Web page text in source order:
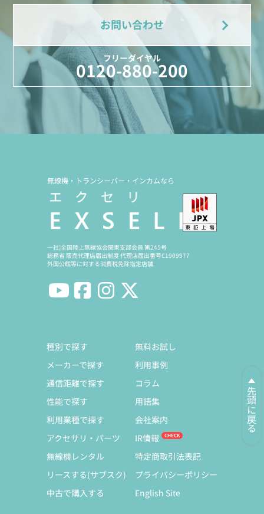
お問い合わせ
フリーダイヤル
0120-880-200
先頭に戻る
無線機・トランシーバー・インカムなら
一社)全国陸上無線協会関東支部会員 第245号
総務省 販売代理店届出制度 代理店届出番号C1909977
外国公館等に対する消費税免除指定店舗
種別で探す
メーカーで探す
通信距離で探す
性能で探す
利用業種で探す
アクセサリ・パーツ
無線機レンタル
リースする(サブスク)
中古で購入する
無料お試し
利用事例
コラム
用語集
会社案内
IR情報
特定商取引法表記
プライバシーポリシー
English Site